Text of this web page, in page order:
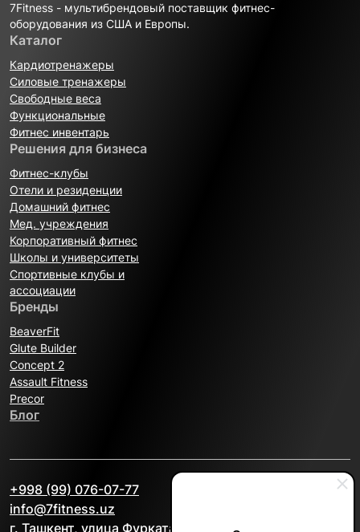
7Fitness - мультибрендовый поставщик фитнес-
оборудования из США и Европы.
Каталог
Кардиотренажеры
Силовые тренажеры
Свободные веса
Функциональные
Фитнес инвентарь
Решения для бизнеса
Фитнес-клубы
Отели и резиденции
Домашний фитнес
Мед. учреждения
Корпоративный фитнес
Школы и университеты
Спортивные клубы и
ассоциации
Бренды
BeaverFit
Glute Builder
Concept 2
Assault Fitness
Precor
Блог
+998 (99) 076-07-77
info@7fitness.uz
г. Ташкент, улица Фурката, 2А